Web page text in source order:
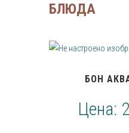
БЛЮДА
БОН
Цена: